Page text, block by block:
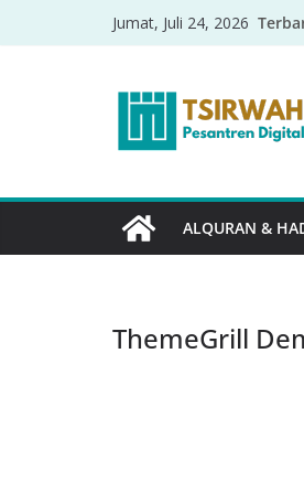
Jumat, Juli 24, 2026
ALQURAN &
ThemeGrill